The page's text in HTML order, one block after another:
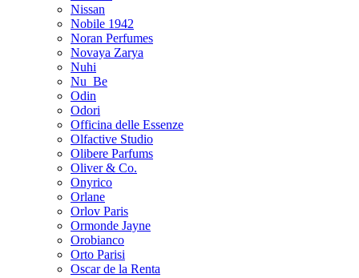
Nissan
Nobile 1942
Noran Perfumes
Novaya Zarya
Nuhi
Nu_Be
Odin
Odori
Officina delle Essenze
Olfactive Studio
Olibere Parfums
Oliver & Co.
Onyrico
Orlane
Orlov Paris
Ormonde Jayne
Orobianco
Orto Parisi
Oscar de la Renta